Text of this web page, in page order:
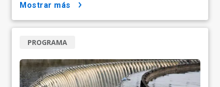
mostrar más
PROGRAMA